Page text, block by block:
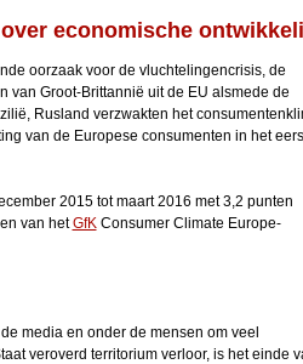
economische
oorzaak voor de vluchtelingencrisis, de
van Groot-Brittannië uit de EU alsmede de
Rusland verzwakten het
van de Europese consumenten in het
2015 tot maart 2016 met 3,2 punten
van hetGfKConsumer Climate Europe-
media en onder de mensen om veel
veroverd territorium verloor, is het einde